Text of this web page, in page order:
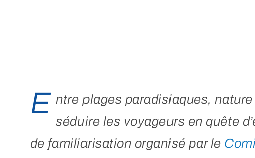
E ntre plages paradisiaques,
séduire les voyageurs en quête
de familiarisation organisé par le